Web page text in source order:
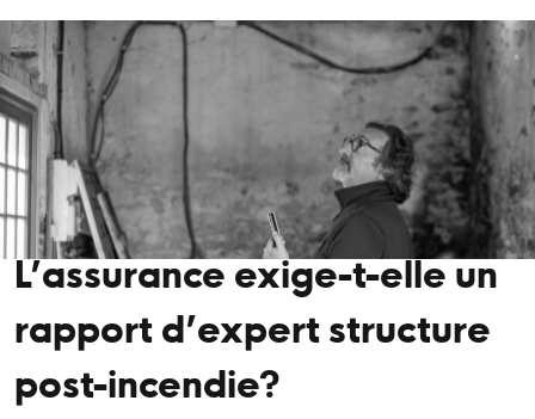
L’assurance exige-t-elle un
rapport d’expert structure
post-incendie?